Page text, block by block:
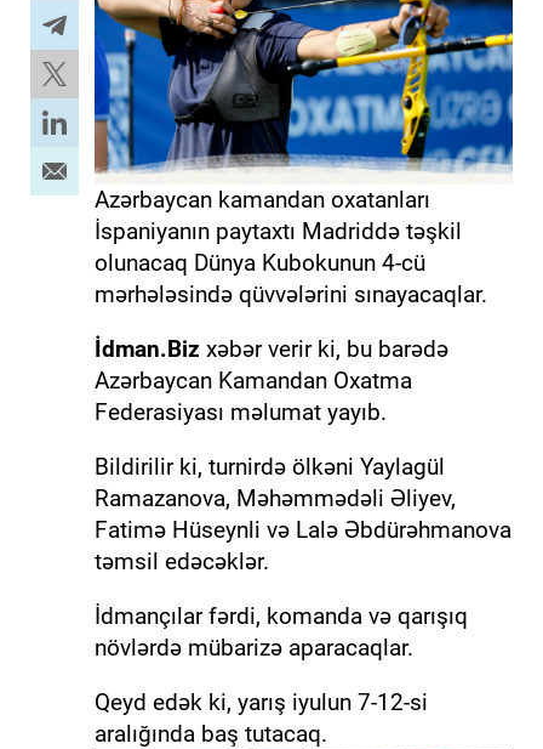
Azərbaycan kamandan oxatanları
İspaniyanın paytaxtı Madriddə təşkil
olunacaq Dünya Kubokunun 4-cü
mərhələsində qüvvələrini sınayacaqlar.
İdman.Biz xəbər verir ki, bu barədə
Azərbaycan Kamandan Oxatma
Federasiyası məlumat yayıb.
Bildirilir ki, turnirdə ölkəni Yaylagül
Ramazanova, Məhəmmədəli Əliyev,
Fatimə Hüseynli və Lalə Əbdürəhmanova
təmsil edəcəklər.
İdmançılar fərdi, komanda və qarışıq
növlərdə mübarizə aparacaqlar.
Qeyd edək ki, yarış iyulun 7-12-si
aralığında baş tutacaq.